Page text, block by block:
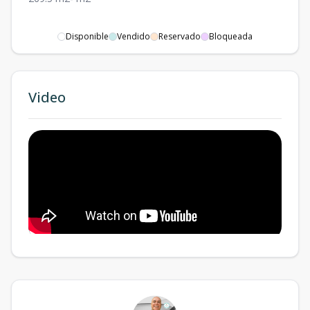
Disponible Vendido Reservado Bloqueada
Video